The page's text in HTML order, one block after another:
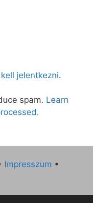
jelentkezni.
spam. Learn
Impresszum •